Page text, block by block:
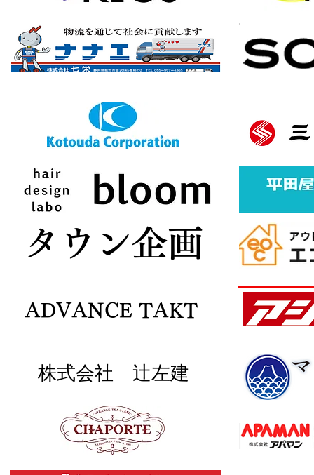
バナースポンサー様募集中
​タウン企画
ADVANCE TAKT
株式会社 辻左建